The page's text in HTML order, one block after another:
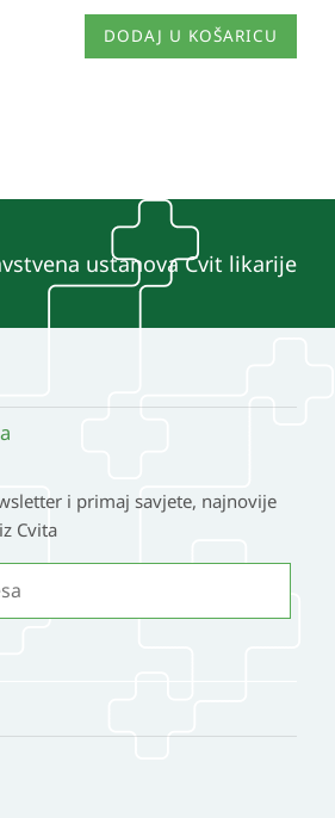
DODAJ U KOŠARICU
ustanova Cvit likarije
i primaj savjete, najnovije
Cvita